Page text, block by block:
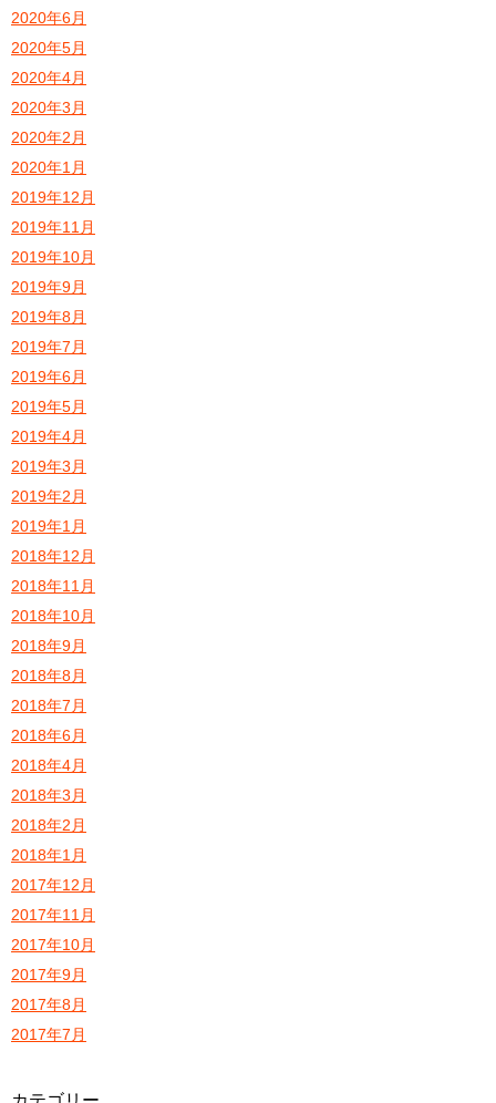
2020年6月
2020年5月
2020年4月
2020年3月
2020年2月
2020年1月
2019年12月
2019年11月
2019年10月
2019年9月
2019年8月
2019年7月
2019年6月
2019年5月
2019年4月
2019年3月
2019年2月
2019年1月
2018年12月
2018年11月
2018年10月
2018年9月
2018年8月
2018年7月
2018年6月
2018年4月
2018年3月
2018年2月
2018年1月
2017年12月
2017年11月
2017年10月
2017年9月
2017年8月
2017年7月